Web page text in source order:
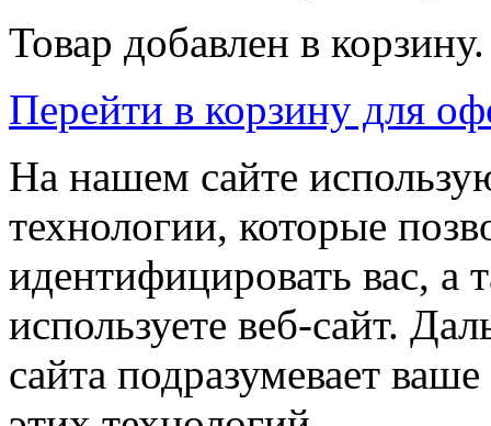
Товар добавлен в корзину.
Перейти в корзину для
На нашем сайте
технологии, которые
идентифицировать вас, а
используете веб-сайт.
сайта подразумевает